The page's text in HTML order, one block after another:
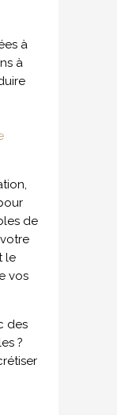
à
à
de
le
vos
des
?